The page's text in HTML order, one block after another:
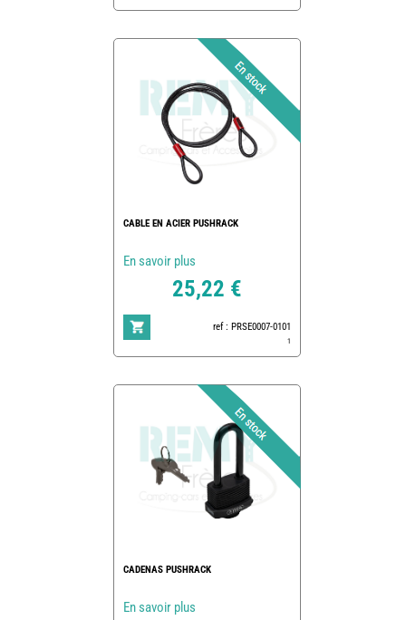
CABLE EN ACIER PUSHRACK
En savoir plus
25,22 €
ref : PRSE0007-0101
1
CADENAS PUSHRACK
En savoir plus